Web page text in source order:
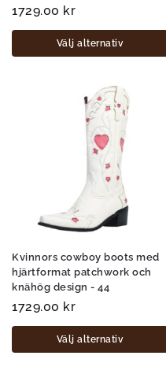
1729.00 kr
Välj alternativ
Kvinnors cowboy boots med
hjärtformat patchwork och
knähög design - 44
1729.00 kr
Välj alternativ